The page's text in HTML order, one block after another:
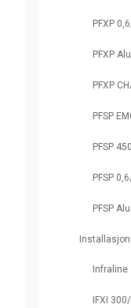
PFXP
PFXP
PFXP
PFSP
PFSP
PFSP
PFSP
Infraline
IFXI